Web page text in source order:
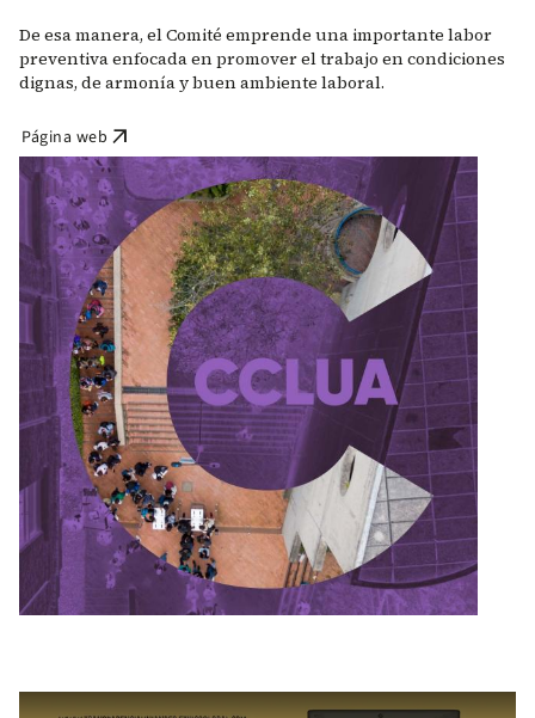
De esa manera, el Comité emprende una importante labor
preventiva enfocada en promover el trabajo en condiciones
dignas, de armonía y buen ambiente laboral.
Página web arrow_outward
Remote video URL